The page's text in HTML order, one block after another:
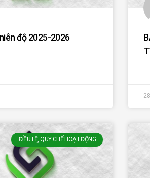
độ 2025-2026
ĐIỀU LỆ, QUY CHẾ HOẠT ĐỘNG